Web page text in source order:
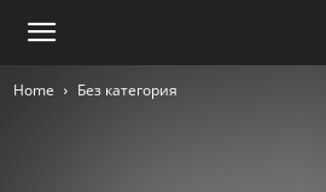
Home Без категория